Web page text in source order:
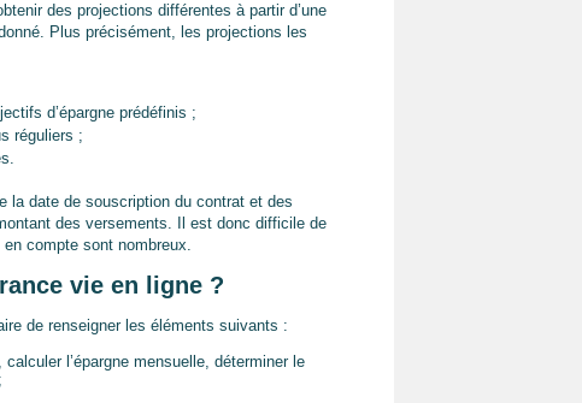
des projections différentes à partir d’une
Plus précisément, les projections les
d’épargne prédéfinis ;
réguliers ;
la date de souscription du contrat et des
des versements. Il est donc difficile de
compte sont nombreux.
vie en ligne ?
de renseigner les éléments suivants :
l’épargne mensuelle, déterminer le